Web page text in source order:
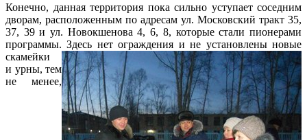
Конечно, данная территория пока сильно уступает соседним
дворам, расположенным по адресам ул. Московский тракт 35,
37, 39 и ул. Новокшенова 4, 6, 8, которые стали пионерами
программы. Здесь нет ограждения и не установлены новые
скамейки
и урны, тем
не менее,